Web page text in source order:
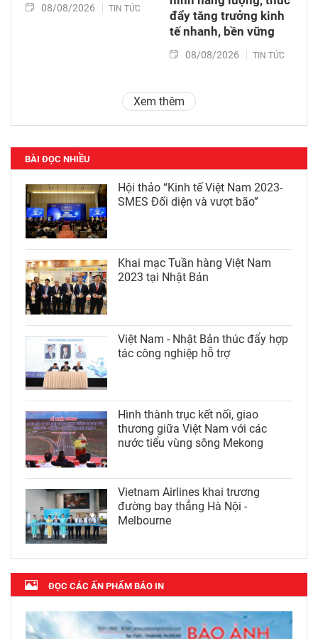
08/08/2026 TIN TỨC
đẩy tăng trưởng kinh
tế nhanh, bền vững
08/08/2026 TIN TỨC
Xem thêm
BÀI ĐỌC NHIỀU
Hội thảo “Kinh tế Việt Nam 2023-
SMES Đối diện và vượt bão”
Khai mạc Tuần hàng Việt Nam
2023 tại Nhật Bản
Việt Nam - Nhật Bản thúc đẩy hợp
tác công nghiệp hỗ trợ
Hình thành trục kết nối, giao
thương giữa Việt Nam với các
nước tiểu vùng sông Mekong
Vietnam Airlines khai trương
đường bay thẳng Hà Nội -
Melbourne
ĐỌC CÁC ẤN PHẨM BÁO IN